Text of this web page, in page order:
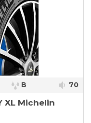
B 70
XL Michelin